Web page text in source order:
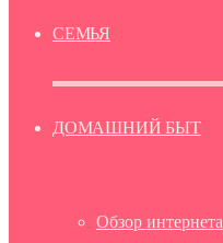
СЕМЬЯ
ДОМАШНИЙ БЫТ
Обзор интернета